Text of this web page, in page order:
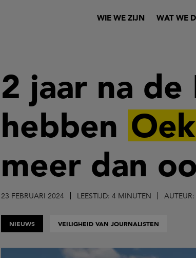
Header
WIE WE ZIJN WAT WE
2 jaar na de
hebben
meer dan
23 FEBRUARI 2024 LEESTIJD: 4 MINUTEN AUTEUR:
NIEUWS VEILIGHEID VAN JOURNALISTEN